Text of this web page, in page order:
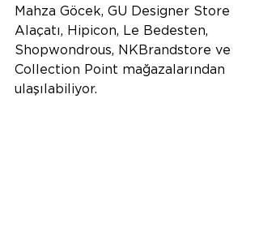
Mahza Göcek, GU Designer Store
Alaçatı, Hipicon, Le Bedesten,
Shopwondrous, NKBrandstore ve
Collection Point mağazalarından
ulaşılabiliyor.